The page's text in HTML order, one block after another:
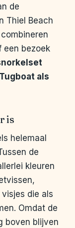
de
Thiel Beach
een bezoek
als
is
helemaal
de
kleuren
die als
Omdat de
boven blijven